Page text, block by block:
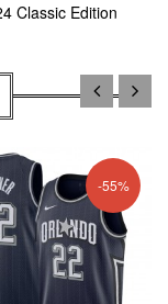
Classic Edition
-55%